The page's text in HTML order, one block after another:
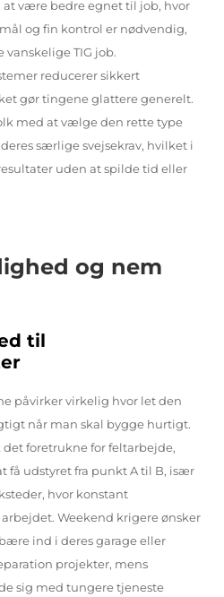
at være bedre egnet til job, hvor
og fin kontrol er nødvendig,
TIG job.
reducerer sikkert
gør tingene glattere generelt.
med at vælge den rette type
særlige svejsekrav, hvilket i
uden at spilde tid eller
og nem
til
påvirker virkelig hvor let den
når man skal bygge hurtigt.
foretrukne for feltarbejde,
få udstyret fra punkt A til B, især
hvor konstant
Weekend krigere ønsker
ind i deres garage eller
projekter, mens
sig med tungere tjeneste